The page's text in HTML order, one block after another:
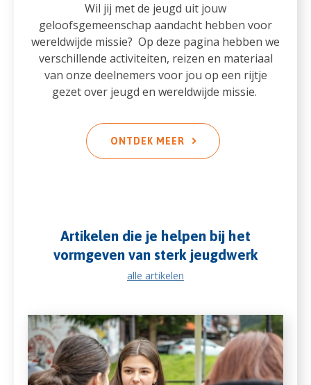
Wil jij met de jeugd uit jouw
geloofsgemeenschap aandacht hebben voor
wereldwijde missie? Op deze pagina hebben we
verschillende activiteiten, reizen en materiaal
van onze deelnemers voor jou op een rijtje
gezet over jeugd en wereldwijde missie.
ONTDEK MEER
Artikelen die je helpen bij het
vormgeven van sterk jeugdwerk
alle artikelen